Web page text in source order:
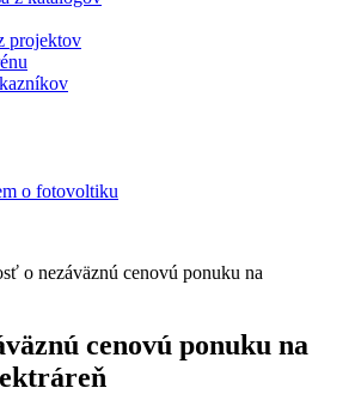
projektov
o fotovoltiku
o nezáväznú cenovú ponuku na
cenovú ponuku na